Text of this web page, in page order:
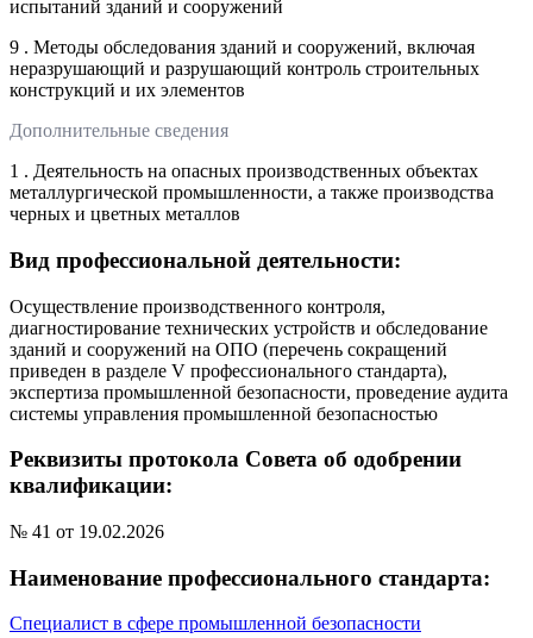
испытаний зданий и сооружений
9 . Методы обследования зданий и сооружений, включая
неразрушающий и разрушающий контроль строительных
конструкций и их элементов
Дополнительные сведения
1 . Деятельность на опасных производственных объектах
металлургической промышленности, а также производства
черных и цветных металлов
Вид профессиональной деятельности:
Осуществление производственного контроля,
диагностирование технических устройств и обследование
зданий и сооружений на ОПО (перечень сокращений
приведен в разделе V профессионального стандарта),
экспертиза промышленной безопасности, проведение аудита
системы управления промышленной безопасностью
Реквизиты протокола Совета об одобрении
квалификации:
№ 41 от 19.02.2026
Наименование профессионального стандарта:
Специалист в сфере промышленной безопасности